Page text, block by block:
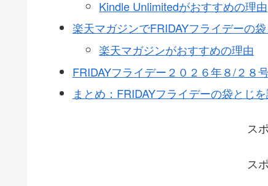
Kindle Unlimitedがおすすめの理由
楽天マガジンでFRIDAYフライデーの
楽天マガジンがおすすめの理由
FRIDAYフライデー２０２６年８/２８
まとめ：FRIDAYフライデーの袋とじ
ス
ス